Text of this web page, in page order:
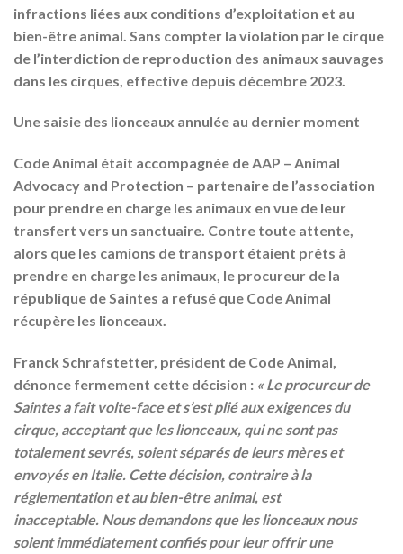
infractions liées aux conditions d’exploitation et au
bien-être animal. Sans compter la violation par le cirque
de l’interdiction de reproduction des animaux sauvages
dans les cirques, effective depuis décembre 2023.
Une saisie des lionceaux annulée au dernier moment
Code Animal était accompagnée de AAP – Animal
Advocacy and Protection – partenaire de l’association
pour prendre en charge les animaux en vue de leur
transfert vers un sanctuaire. Contre toute attente,
alors que les camions de transport étaient prêts à
prendre en charge les animaux, le procureur de la
république de Saintes a refusé que Code Animal
récupère les lionceaux.
Franck Schrafstetter, président de Code Animal,
dénonce fermement cette décision : « Le procureur de
Saintes a fait volte-face et s’est plié aux exigences du
cirque, acceptant que les lionceaux, qui ne sont pas
totalement sevrés, soient séparés de leurs mères et
envoyés en Italie. Cette décision, contraire à la
réglementation et au bien-être animal, est
inacceptable. Nous demandons que les lionceaux nous
soient immédiatement confiés pour leur offrir une